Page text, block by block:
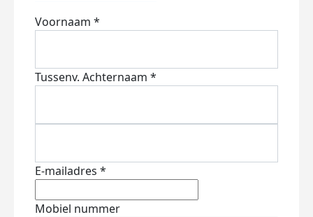
Voornaam *
Tussenv. Achternaam *
E-mailadres *
Mobiel nummer